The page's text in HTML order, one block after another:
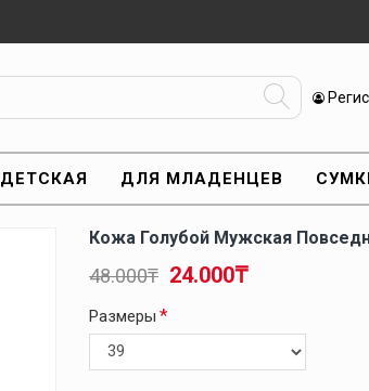
ДЕТСКАЯ ДЛЯ МЛАДЕНЦЕВ
Кожа Голубой Мужская
24.000₸
48.000₸
Размеры